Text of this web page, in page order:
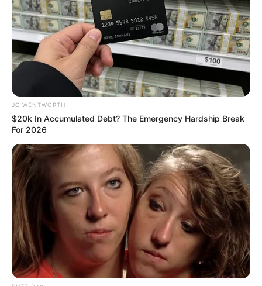
พยากรณ์ดวงรายสัปดาห์ 1-7 สิงหาคม 2565
2 ส.ค. 2022
3 ดวงชะตาวันเกิด ชีวิตต้องสู้
JG WENTWORTH
$20k In Accumulated Debt? The Emergency Hardship Break
For 2026